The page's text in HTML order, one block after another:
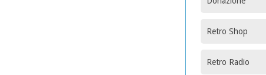
Retro Shop
Retro Radio